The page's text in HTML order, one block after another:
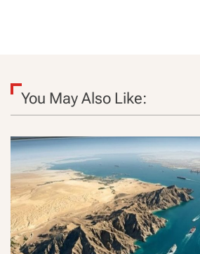
You May Also Like: